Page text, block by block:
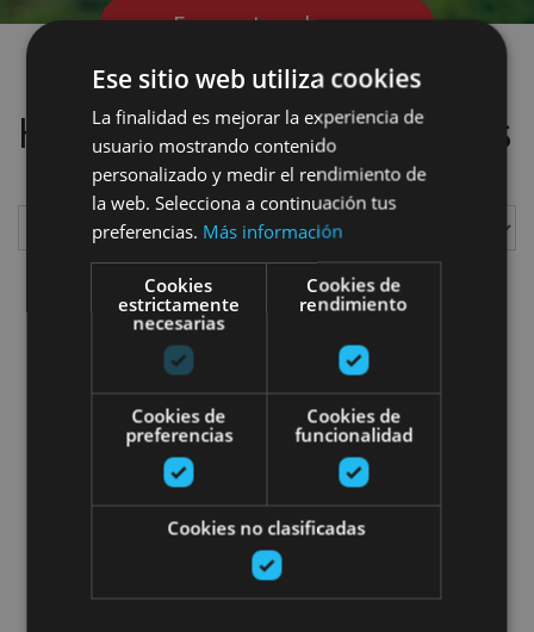
Encuentra planes
Hemos localizado2planes
IrriSarri Bike
02 MAR - 03 NOV
IrriSarri Bike
Ese sitio web utiliza cookies
La finalidad es mejorar la experiencia de
usuario mostrando contenido
personalizado y medir el rendimiento de
la web. Selecciona a continuación tus
preferencias. Más información
Cookies
estrictamente
necesarias
Cookies de
rendimiento
Cookies de
preferencias
Cookies de
funcionalidad
Cookies no clasificadas